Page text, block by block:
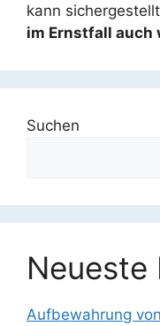
kann
im Ernstfall auch
Suchen
Neueste
Aufbewahrung